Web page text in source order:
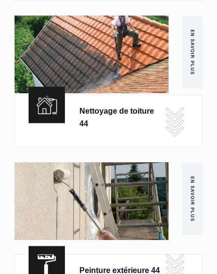
EN SAVOIR PLUS
Nettoyage de toiture
44
EN SAVOIR PLUS
Peinture extérieure 44